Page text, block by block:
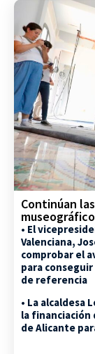
Continúan
• El
Valenciana,
comprobar el
para
de referencia
• La alcaldesa
la financiación
de Alicante